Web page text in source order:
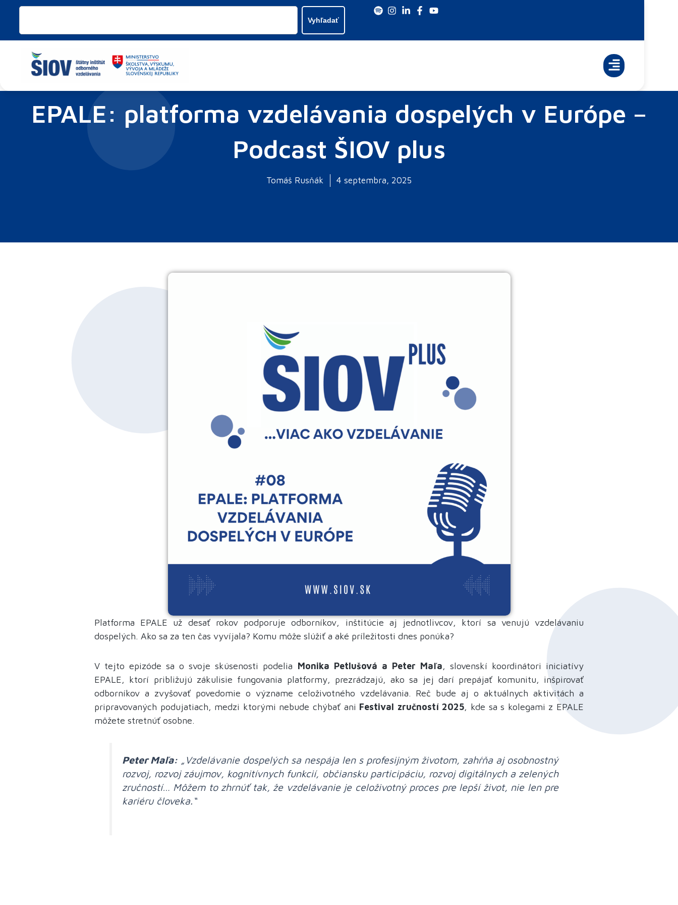
Preskočiť
obsah
Vyhľadať
Vyhľadať
EPALE: platforma vzdelávania dospelých v Európe –
Podcast ŠIOV plus
Tomáš Rusňák 4 septembra, 2025
Platforma EPALE už desať rokov podporuje odborníkov, inštitúcie aj jednotlivcov, ktorí sa venujú vzdelávaniu
dospelých. Ako sa za ten čas vyvíjala? Komu môže slúžiť a aké príležitosti dnes ponúka?
V tejto epizóde sa o svoje skúsenosti podelia Monika Petlušová a Peter Maľa, slovenskí koordinátori iniciatívy
EPALE, ktorí približujú zákulisie fungovania platformy, prezrádzajú, ako sa jej darí prepájať komunitu, inšpirovať
odborníkov a zvyšovať povedomie o význame celoživotného vzdelávania. Reč bude aj o aktuálnych aktivitách a
pripravovaných podujatiach, medzi ktorými nebude chýbať ani Festival zručností 2025, kde sa s kolegami z EPALE
môžete stretnúť osobne.
Peter Maľa:„Vzdelávanie dospelých sa nespája len s profesijným životom, zahŕňa aj osobnostný
rozvoj, rozvoj záujmov, kognitívnych funkcií, občiansku participáciu, rozvoj digitálnych a zelených
zručností… Môžem to zhrnúť tak, že vzdelávanie je celoživotný proces pre lepší život, nie len pre
kariéru človeka.“